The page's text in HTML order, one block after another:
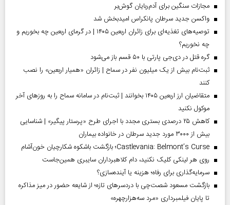
مجازات سنگین برای آدم‌ربایان گوش‌بر
واکسن جدید سرطان پانکراس امیدبخش شد
توصیه‌های تغذیه‌ای برای زائران اربعین ۱۴۰۵ | در گرمای اربعین چه بخوریم و
چه نخوریم؟
گره قتل در دی‌جی پارتی با ۵۰ قسم باز می‌شود
ثبت‌نام بیش از یک میلیون نفر در سماح | زائران «همیار اربعین» را نصب
کنند
متقاضیان ارز اربعین ۱۴۰۵ بخوانند | ثبت‌نام در سامانه سماح را به روز‌های آخر
موکول نکنید
کاهش ۲۵ درصدی بستری مجدد با اجرای طرح «پرستار پیگیر» | شناسایی
بیش از ۳۰۰۰ مورد جدید سرطان در خانواده بیماران
Castlevania: Belmont’s Curse؛ بازگشت باشکوه شکارچیان خون‌آشام
روی هر لینکی کلیک نکنید، دام کلاهبرداران سایبری همین‌جاست
سرمایه‌گذاری برای رفاه؛ هزینه یا آینده‌سازی؟
بازگشت مسعود شصت‌چی با دردسر‌های تازه؛ از شایعه حضور در میز مذاکره
تا پایان فیلمبرداری «مرد سه‌هزارچهره»